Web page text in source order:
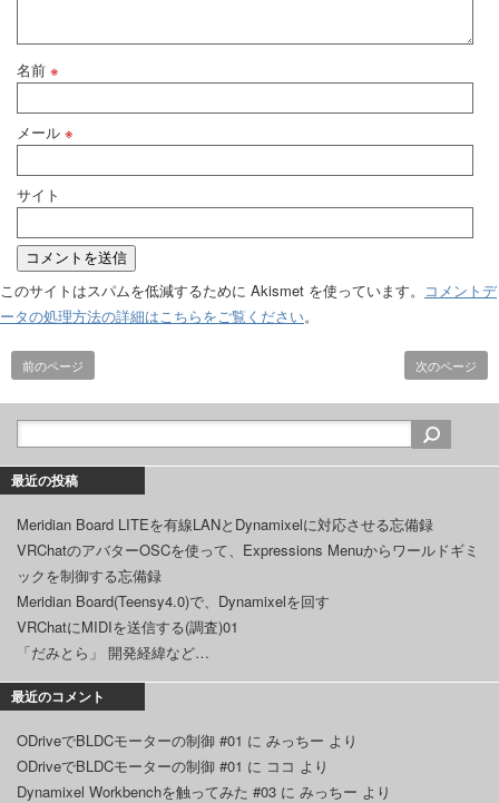
名前 ※
メール ※
サイト
このサイトはスパムを低減するために Akismet を使っています。 コメントデ
ータの処理方法の詳細はこちらをご覧ください。
前のページ 次のページ
最近の投稿
Meridian Board LITEを有線LANとDynamixelに対応させる忘備録
VRChatのアバターOSCを使って、Expressions Menuからワールドギミ
ックを制御する忘備録
Meridian Board(Teensy4.0)で、Dynamixelを回す
VRChatにMIDIを送信する(調査)01
「だみとら」 開発経緯など…
最近のコメント
ODriveでBLDCモーターの制御 #01 に みっちー より
ODriveでBLDCモーターの制御 #01 に ココ より
Dynamixel Workbenchを触ってみた #03 に みっちー より